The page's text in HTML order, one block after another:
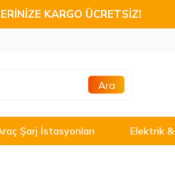
KARGO ÜCRETSİZ!
Ara
Şarj İstasyonları Elektrik